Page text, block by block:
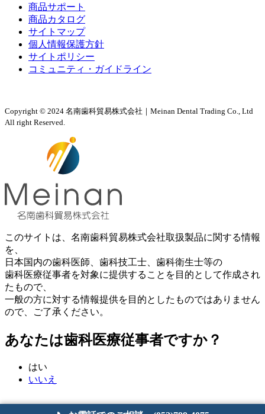
商品サポート
商品カタログ
サイトマップ
個人情報保護方針
サイトポリシー
コミュニティ・ガイドライン
Copyright © 2024 名南歯科貿易株式会社｜Meinan Dental Trading Co., Ltd
All right Reserved.
このサイトは、名南歯科貿易株式会社取扱製品に関する情報
を、
日本国内の歯科医師、歯科技工士、歯科衛生士等の
歯科医療従事者を対象に提供することを目的として作成され
たもので、
一般の方に対する情報提供を目的としたものではありません
ので、ご了承ください。
あなたは歯科医療従事者ですか？
はい
いいえ